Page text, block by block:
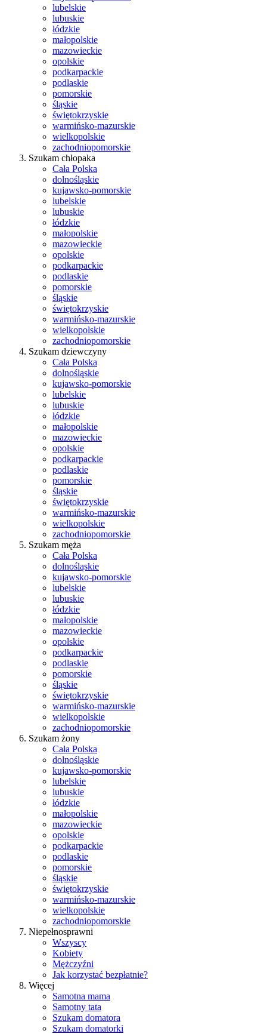
lubelskie
lubuskie
łódzkie
małopolskie
mazowieckie
opolskie
podkarpackie
podlaskie
pomorskie
śląskie
świętokrzyskie
warmińsko-mazurskie
wielkopolskie
zachodniopomorskie
Szukam chłopaka
Cała Polska
dolnośląskie
kujawsko-pomorskie
lubelskie
lubuskie
łódzkie
małopolskie
mazowieckie
opolskie
podkarpackie
podlaskie
pomorskie
śląskie
świętokrzyskie
warmińsko-mazurskie
wielkopolskie
zachodniopomorskie
Szukam dziewczyny
Cała Polska
dolnośląskie
kujawsko-pomorskie
lubelskie
lubuskie
łódzkie
małopolskie
mazowieckie
opolskie
podkarpackie
podlaskie
pomorskie
śląskie
świętokrzyskie
warmińsko-mazurskie
wielkopolskie
zachodniopomorskie
Szukam męża
Cała Polska
dolnośląskie
kujawsko-pomorskie
lubelskie
lubuskie
łódzkie
małopolskie
mazowieckie
opolskie
podkarpackie
podlaskie
pomorskie
śląskie
świętokrzyskie
warmińsko-mazurskie
wielkopolskie
zachodniopomorskie
Szukam żony
Cała Polska
dolnośląskie
kujawsko-pomorskie
lubelskie
lubuskie
łódzkie
małopolskie
mazowieckie
opolskie
podkarpackie
podlaskie
pomorskie
śląskie
świętokrzyskie
warmińsko-mazurskie
wielkopolskie
zachodniopomorskie
Niepełnosprawni
Wszyscy
Kobiety
Mężczyźni
Jak korzystać bezpłatnie?
Więcej
Samotna mama
Samotny tata
Szukam domatora
Szukam domatorki